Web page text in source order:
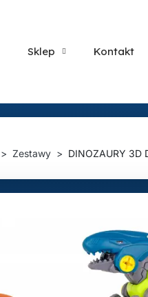
Sklep Kontakt
Zestawy DINOZAURY 3D